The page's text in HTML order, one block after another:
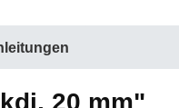
20 mm"